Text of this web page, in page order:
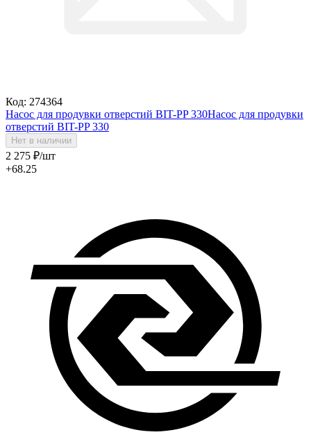
Код: 274364
Насос для продувки отверстий BIT-PP 330Насос для продувки
отверстий BIT-PP 330
Нет в наличии
2 275 ₽/шт
+68.25